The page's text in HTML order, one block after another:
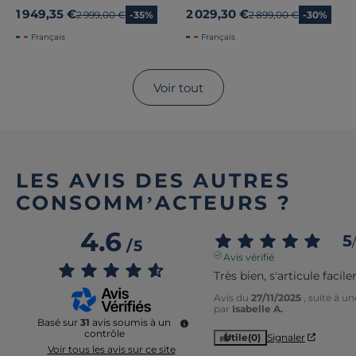
1 949,35 €Ancien prix
2 999,00 € -35%
Français
2 029,30 €Ancien prix
2 899,00 € -30%
Français
Voir tout
LES AVIS DES AUTRES
CONSOMM’ACTEURS ?
4.6/5
Basé sur 31 avis soumis à un
contrôle
Voir tous les avis sur ce site
5/
Avis vérifié
Très bien, s'articule
Avis du 27/11/2025
, suite à
par Isabelle A.
Utile(0) Signaler